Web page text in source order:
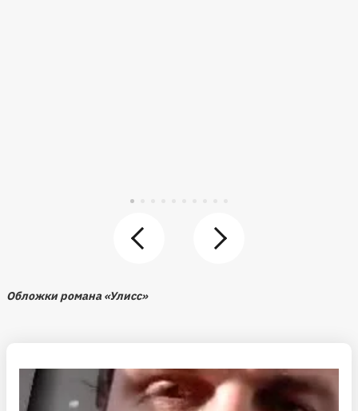
Обложки романа «Улисс»